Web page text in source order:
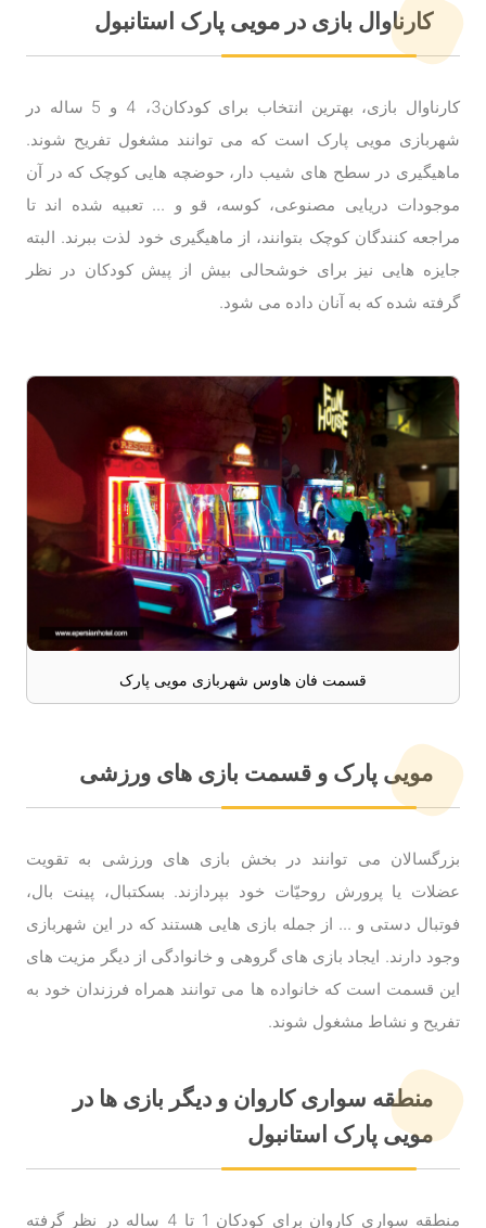
کارناوال بازی در مویی پارک استانبول
کارناوال بازی، بهترین انتخاب برای کودکان3، 4 و 5 ساله در
شهربازی مویی پارک است که می توانند مشغول تفریح شوند.
ماهیگیری در سطح های شیب دار، حوضچه هایی کوچک که در آن
موجودات دریایی مصنوعی، کوسه، قو و ... تعبیه شده اند تا
مراجعه کنندگان کوچک بتوانند، از ماهیگیری خود لذت ببرند. البته
جایزه هایی نیز برای خوشحالی بیش از پیش کودکان در نظر
گرفته شده که به آنان داده می شود.
قسمت فان هاوس شهربازی مویی پارک
مویی پارک و قسمت بازی های ورزشی
بزرگسالان می توانند در بخش بازی های ورزشی به تقویت
عضلات یا پرورش روحیّات خود بپردازند. بسکتبال، پینت بال،
فوتبال دستی و ... از جمله بازی هایی هستند که در این شهربازی
وجود دارند. ایجاد بازی های گروهی و خانوادگی از دیگر مزیت های
این قسمت است که خانواده ها می توانند همراه فرزندان خود به
تفریح و نشاط مشغول شوند.
منطقه سواری کاروان و دیگر بازی ها در
مویی پارک استانبول
منطقه سواری کاروان برای کودکان 1 تا 4 ساله در نظر گرفته